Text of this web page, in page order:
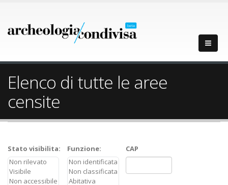
Elenco di tutte le aree
censite
Stato visibilita: Funzione: CAP